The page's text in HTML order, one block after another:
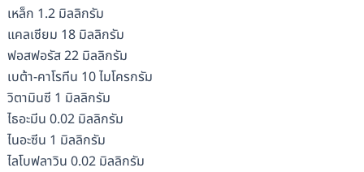
เหล็ก 1.2 มิลลิกรัม
แคลเซียม 18 มิลลิกรัม
ฟอสฟอรัส 22 มิลลิกรัม
เบต้า-คาโรทีน 10 ไมโครกรัม
วิตามินซี 1 มิลลิกรัม
ไธอะมีน 0.02 มิลลิกรัม
ไนอะซีน 1 มิลลิกรัม
ไลโบฟลาวิน 0.02 มิลลิกรัม